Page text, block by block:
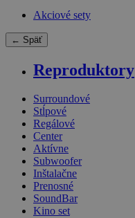
Akciové sety
← Späť
Reproduktory
Surroundové
Stĺpové
Regálové
Center
Aktívne
Subwoofer
Inštalačne
Prenosné
SoundBar
Kino set